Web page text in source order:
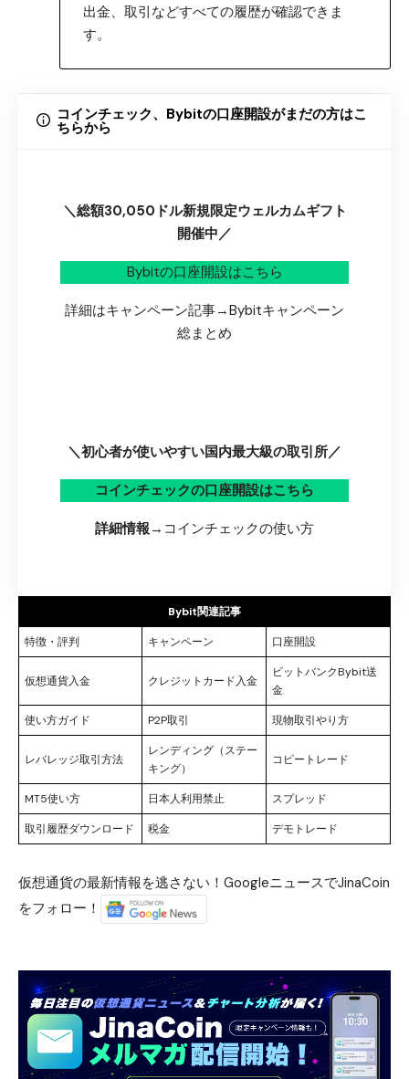
出金、取引などすべての履歴が確認できま
す。
コインチェック、Bybitの口座開設がまだの方はこ
ちらから
＼総額30,050ドル新規限定ウェルカムギフト
開催中／
Bybitの口座開設はこちら
詳細はキャンペーン記事→Bybitキャンペーン
総まとめ
＼初心者が使いやすい国内最大級の取引所／
コインチェックの口座開設はこちら
詳細情報→ コインチェックの使い方
Bybit関連記事
特徴・評判 キャンペーン 口座開設
仮想通貨入金 クレジットカード入金
ビットバンクBybit送
金
使い方ガイド P2P取引 現物取引やり方
レバレッジ取引方法
レンディング（ステー
キング）
コピートレード
MT5使い方 日本人利用禁止 スプレッド
取引履歴ダウンロード 税金 デモトレード
仮想通貨の最新情報を逃さない！GoogleニュースでJinaCoin
をフォロー！